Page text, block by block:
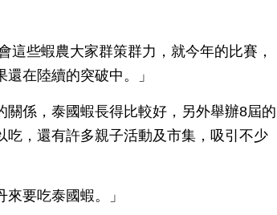
這些蝦農大家群策群力，就今年的比賽，
在陸續的突破中。」
係，泰國蝦長得比較好，另外舉辦8屆的
，還有許多親子活動及市集，吸引不少
要吃泰國蝦。」